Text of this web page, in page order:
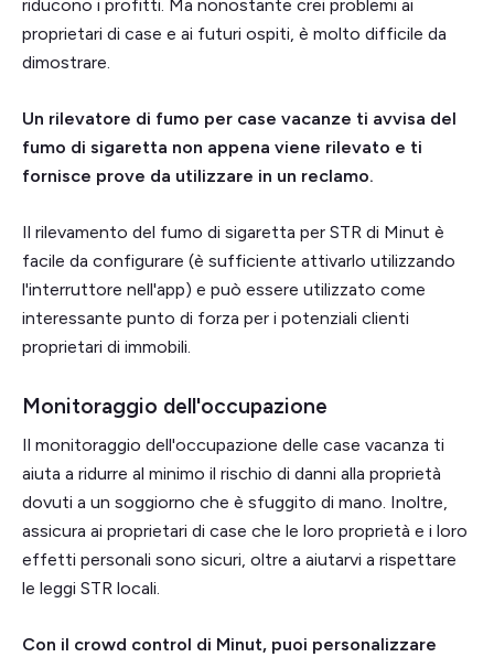
riducono i profitti. Ma nonostante crei problemi ai
proprietari di case e ai futuri ospiti, è molto difficile da
dimostrare.
Un rilevatore di fumo per case vacanze ti avvisa del
fumo di sigaretta non appena viene rilevato e ti
fornisce prove da utilizzare in un reclamo.
Il rilevamento del fumo di sigaretta per STR di Minut è
facile da configurare (è sufficiente attivarlo utilizzando
l'interruttore nell'app) e può essere utilizzato come
interessante punto di forza per i potenziali clienti
proprietari di immobili.
Monitoraggio dell'occupazione
Il monitoraggio dell'occupazione delle case vacanza ti
aiuta a ridurre al minimo il rischio di danni alla proprietà
dovuti a un soggiorno che è sfuggito di mano. Inoltre,
assicura ai proprietari di case che le loro proprietà e i loro
effetti personali sono sicuri, oltre a aiutarvi a rispettare
le leggi STR locali.
Con il crowd control di Minut, puoi personalizzare